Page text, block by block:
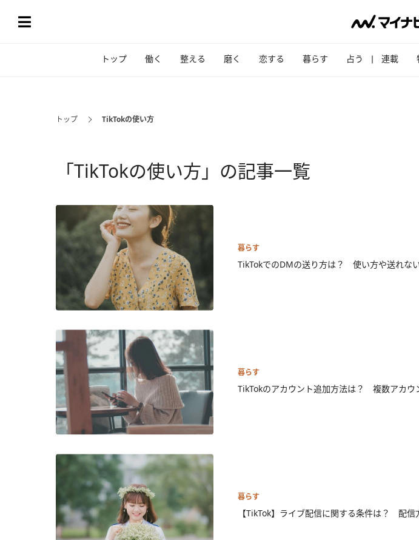
トップ 働く 整える 磨く 恋する 暮らす 占う 連載
トップ TikTokの使い方
「TikTokの使い方」の記事一覧
暮らす
TikTokでのDMの送り方は？ 使い方や送れな
暮らす
TikTokのアカウント追加方法は？ 複数アカウ
暮らす
【TikTok】ライブ配信に関する条件は？ 配信